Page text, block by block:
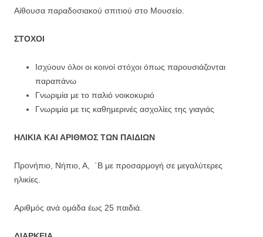
Αίθουσα παραδοσιακού σπιτιού στο Μουσείο.
ΣΤΟΧΟΙ
Ισχύουν όλοι οι κοινοί στόχοι όπως παρουσιάζονται
παραπάνω
Γνωριμία με το παλιό νοικοκυριό
Γνωριμία με τις καθημερινές ασχολίες της γιαγιάς
ΗΛΙΚΙΑ ΚΑΙ ΑΡΙΘΜΟΣ ΤΩΝ ΠΑΙΔΙΩΝ
Προνήπιο, Νήπιο, Α, ΄Β με προσαρμογή σε μεγαλύτερες
ηλικίες.
Αριθμός ανά ομάδα έως 25 παιδιά.